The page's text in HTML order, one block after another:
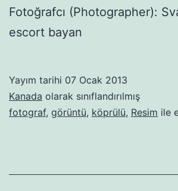
Fotoğrafcı (Photographer):
escort bayan
Yayım tarihi 07 Ocak 2013
Kanada olarak sınıflandırılmış
fotograf, görüntü, köprülü, Resim ile